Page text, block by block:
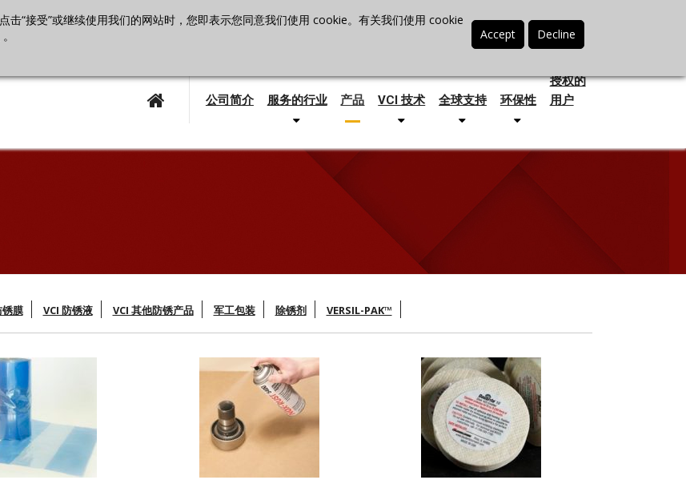
“接受”或继续使用我们的网站时，您即表示您同意我们使用 cookie。有关我们使用 cookie
。
联络我们 搜索 最新消息
公司简介 服务的行业 产品 VCI 技术 全球支持 环保性
授权的
用户
锈膜 VCI 防锈液 VCI 其他防锈产品 军工包装 除锈剂 VERSIL-PAK™